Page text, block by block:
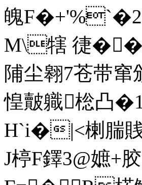
魄
M\犗 徢� �;
陠尘翱7苍带
惶皾軄棇凸
H`i�|<楋腨
J楟F鐸3@嫬+